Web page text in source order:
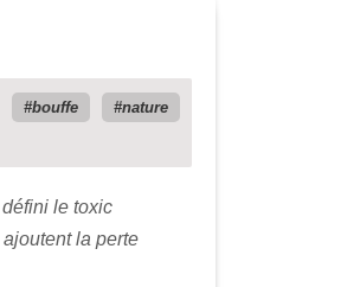
bouffe
nature
le toxic
la perte